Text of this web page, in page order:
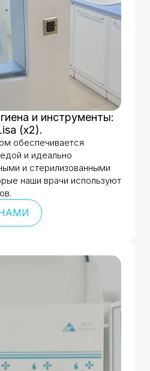
и инструменты:
(x2).
обеспечивается
и идеально
и стерилизованными
наши врачи используют